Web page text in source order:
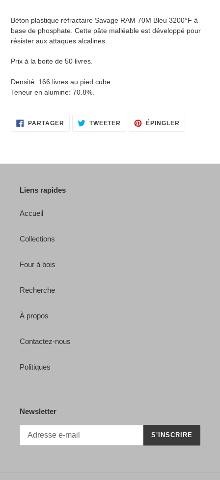
panier
Béton plastique réfractaire Savage RAM 70M Bleu 3200°F à
base de phosphate. Cette pâte malléable est développé pour
résister aux attaques alcalines.
Prix à la boite de 50 livres.
Densité: 166 livres au pied cube
Teneur en alumine: 70.8%.
PARTAGER PARTAGER
SUR
TWEETER TWEETER
SUR
ÉPINGLER
Liens rapides
Accueil
Collections
Four à bois
Recherche
À propos
Contactez-nous
Politiques
Newsletter
S'INSCRIRE